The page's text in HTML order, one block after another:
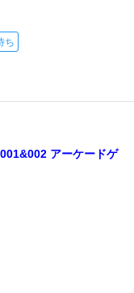
ち
アーケードゲ